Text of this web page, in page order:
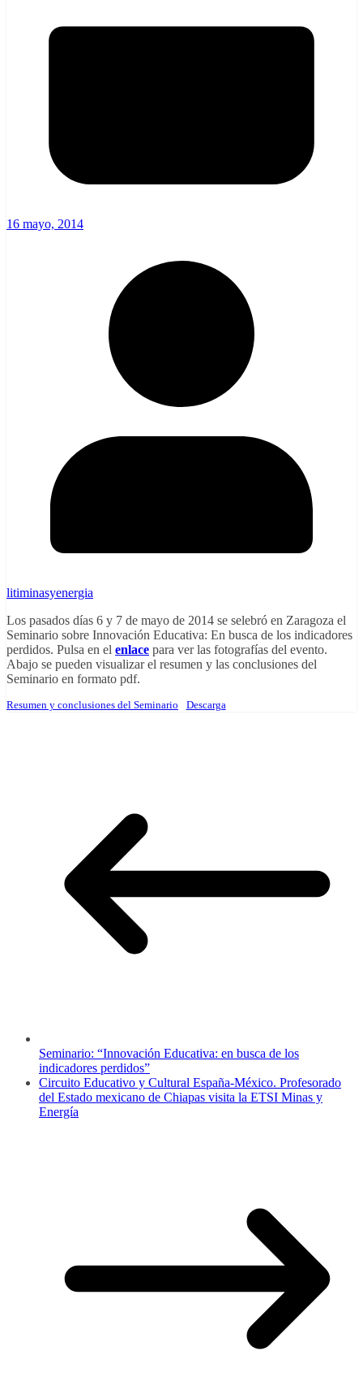
16 mayo, 2014
litiminasyenergia
Los pasados días 6 y 7 de mayo de 2014 se selebró en Zaragoza el
Seminario sobre Innovación Educativa: En busca de los indicadores
perdidos. Pulsa en el enlace para ver las fotografías del evento.
Abajo se pueden visualizar el resumen y las conclusiones del
Seminario en formato pdf.
Resumen y conclusiones del Seminario Descarga
Seminario: “Innovación Educativa: en busca de los
indicadores perdidos”
Circuito Educativo y Cultural España-México. Profesorado
del Estado mexicano de Chiapas visita la ETSI Minas y
Energía